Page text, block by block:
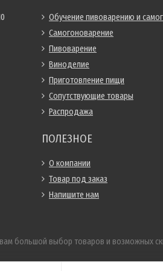
Обучение пивоварению и
Самогоноварение
Пивоварение
Виноделие
Приготовление пищи
Сопутствующие товары
Распродажа
ПОЛЕЗНОЕ
О компании
Товар под заказ
Напишите нам
большой выбор товаров и возможных